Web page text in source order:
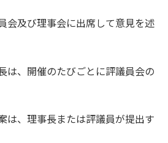
会及び理事会に出席して意見を述
は、開催のたびごとに評議員会の
は、理事長または評議員が提出す